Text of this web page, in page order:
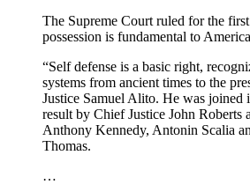
The Supreme Court ruled for the
possession is fundamental to
“Self defense is a basic right,
systems from ancient times to the
Justice Samuel Alito. He was joined
result by Chief Justice John Roberts
Anthony Kennedy, Antonin Scalia
Thomas.
…